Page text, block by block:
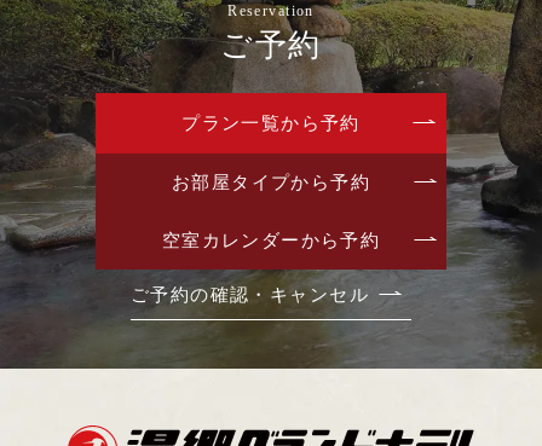
Reservation
ご予約
プラン一覧から予約
お部屋タイプから予約
空室カレンダーから予約
ご予約の確認・キャンセル